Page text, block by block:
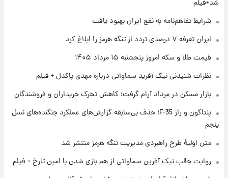
۱ روز پیش
ارزش سهام عدالت برای امروز چهارشنبه ۱۴ مرداد
آغاز طرح جدید فروش مشارکت در تولید سایپا؛
سود مشارکت چند درصد است؟
شد+فیلم
شرایط تفاهم‌نامه به نفع ایران بهبود یافت
ایران تعرفه ۷ درصدی تردد از تنگه هرمز را ابلاغ کرد
قیمت طلا و سکه امروز پنجشنبه ۱۵ مرداد ۱۴۰۵
نظرات شنیدنی نیک آفرید سماواتی درباره مهدی پاکدل + فیلم
بازار مسکن در مرداد آرام گرفت؛ کاهش تحرک خریداران و فروشندگان
پنتاگون و راز F-35؛ حذف بی‌سابقه گزارش‌های عملکرد جنگنده‌های نسل
پنجم
متن اولیۀ طرح راهبردی مدیریت تنگه هرمز منتشر شد
روایت جالب نیک آفرین سماواتی از هم بازی شدن با امین تارخ + فیلم